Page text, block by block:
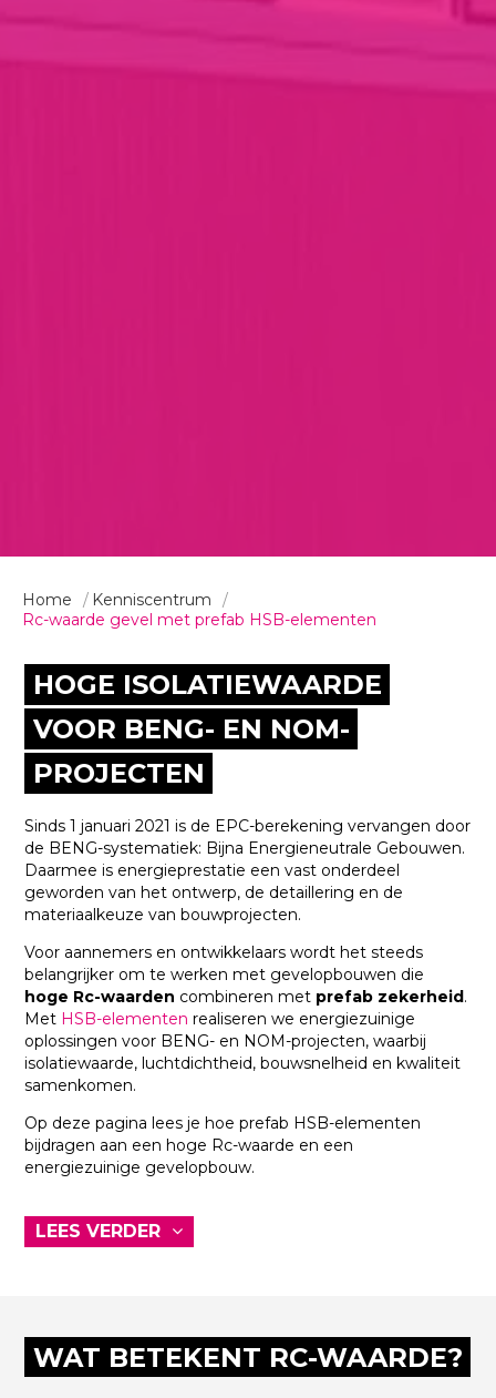
Home
Kenniscentrum
Rc-waarde gevel met prefab HSB-elementen
HOGE ISOLATIEWAARDE
VOOR BENG- EN NOM-
PROJECTEN
Sinds 1 januari 2021 is de EPC-berekening vervangen door
de BENG-systematiek: Bijna Energieneutrale Gebouwen.
Daarmee is energieprestatie een vast onderdeel
geworden van het ontwerp, de detaillering en de
materiaalkeuze van bouwprojecten.
Voor aannemers en ontwikkelaars wordt het steeds
belangrijker om te werken met gevelopbouwen die
hoge Rc-waarden combineren met prefab zekerheid .
Met HSB-elementen realiseren we energiezuinige
oplossingen voor BENG- en NOM-projecten, waarbij
isolatiewaarde, luchtdichtheid, bouwsnelheid en kwaliteit
samenkomen.
Op deze pagina lees je hoe prefab HSB-elementen
bijdragen aan een hoge Rc-waarde en een
energiezuinige gevelopbouw.
LEES VERDER
WAT BETEKENT RC-WAARDE?